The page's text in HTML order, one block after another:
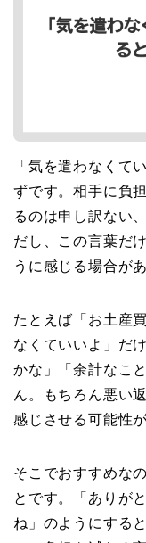
「気を遣わなくて
ずです。相手に負
るのは申し訳ない
だし、この言葉だ
うに感じる場合が
たとえば「お土産
なくていいよ」だ
かな」「余計なこ
ん。もちろん悪い
感じさせる可能性
そこでおすすめな
とです。「ありが
ね」のようにする